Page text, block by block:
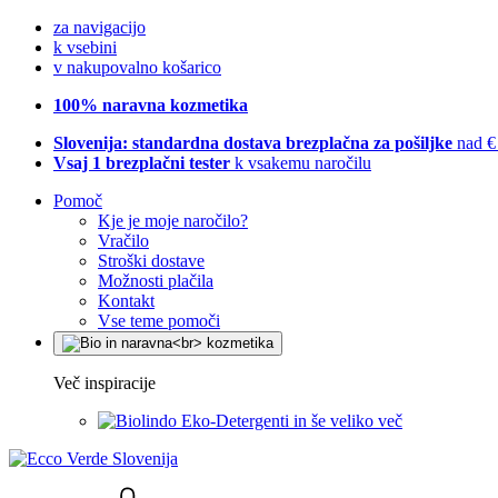
za navigacijo
k vsebini
v nakupovalno košarico
100% naravna kozmetika
Slovenija: standardna dostava brezplačna za pošiljke nad
Vsaj 1 brezplačni tester k vsakemu naročilu
Pomoč
Kje je moje naročilo?
Vračilo
Stroški dostave
Možnosti plačila
Kontakt
Vse teme pomoči
Več inspiracije
Eko-Detergenti in še veliko več